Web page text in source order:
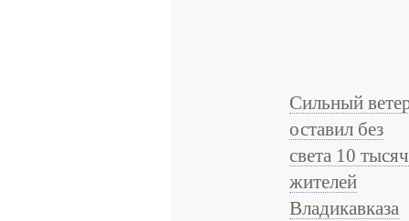
Сильный
оставил без
света 10 тысяч
жителей
Владикавказа